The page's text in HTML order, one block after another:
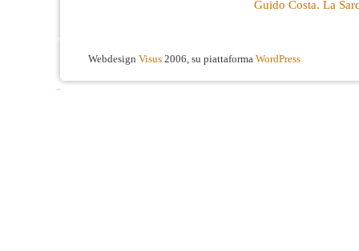
Guido Costa. La
Webdesign Visus 2006, su piattaforma WordPress